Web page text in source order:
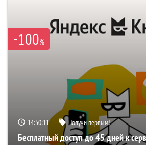
-100%
14:50:10 Получи первым!
Бесплатный доступ до 45 дней к